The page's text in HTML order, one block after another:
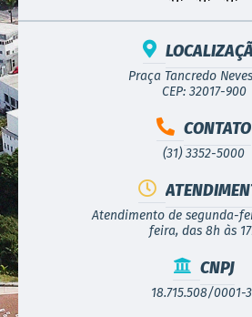
Praça Tancredo
CEP: 32017-900
CONTATO
(31) 3352-5000
Atendimento de segunda-
feira, das 8h às
CNPJ
18.715.508/0001-